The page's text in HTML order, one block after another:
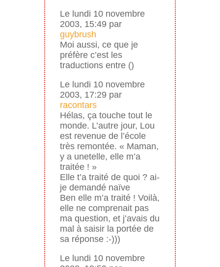
Le lundi 10 novembre
2003, 15:49 par
guybrush
Moi aussi, ce que je
préfère c’est les
traductions entre ()
Le lundi 10 novembre
2003, 17:29 par
racontars
Hélas, ça touche tout le
monde. L’autre jour, Lou
est revenue de l’école
très remontée. « Maman,
y a unetelle, elle m’a
traitée ! »
Elle t’a traité de quoi ? ai-
je demandé naïve
Ben elle m’a traité ! Voilà,
elle ne comprenait pas
ma question, et j’avais du
mal à saisir la portée de
sa réponse :-)))
Le lundi 10 novembre